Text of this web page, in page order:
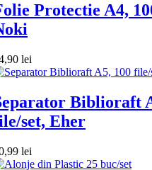
Protectie A4,
lei
Biblioraft
set, Eher
lei